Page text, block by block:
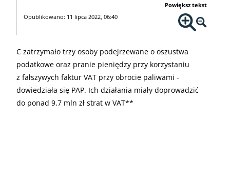
Opublikowano: 11 lipca 2022, 06:40
Powiększ tekst
C zatrzymało trzy osoby podejrzewane o oszustwa
podatkowe oraz pranie pieniędzy przy korzystaniu
z fałszywych faktur VAT przy obrocie paliwami -
dowiedziała się PAP. Ich działania miały doprowadzić
do ponad 9,7 mln zł strat w VAT**